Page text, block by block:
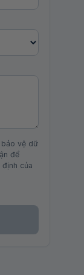
bảo vệ dữ
để
của